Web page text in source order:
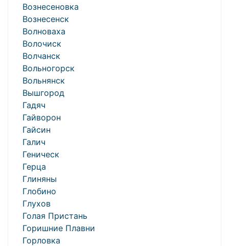
Вознесеновка
Вознесенск
Волноваха
Волочиск
Волчанск
Вольногорск
Вольнянск
Вышгород
Гадяч
Гайворон
Гайсин
Галич
Геническ
Герца
Глиняны
Глобино
Глухов
Голая Пристань
Горишние Плавни
Горловка